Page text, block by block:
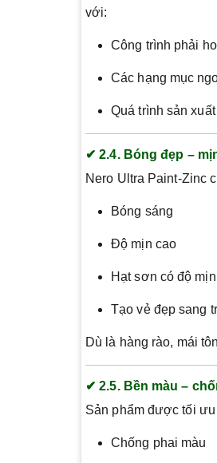
với:
Công trình phải
Các hạng mục
Quá trình sản
✔ 2.4. Bóng đẹp –
Nero Ultra Paint-Zinc
Bóng sáng
Độ mịn cao
Hạt sơn có độ
Tạo vẻ đẹp sang
Dù là hàng rào, mái
✔ 2.5. Bền màu –
Sản phẩm được tối
Chống phai màu